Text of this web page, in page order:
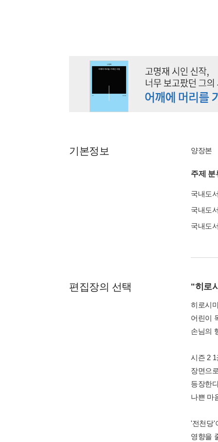
기본정보 양장본
주제 분
국내도
국내도
국내도
편집장의 선택 "히로
히로시
어린이
손님의
시즌 2
장면으
등장한
나쁜 마
'전천당'
영향을